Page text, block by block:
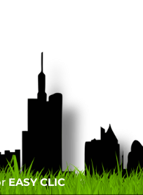
EASY CLIC